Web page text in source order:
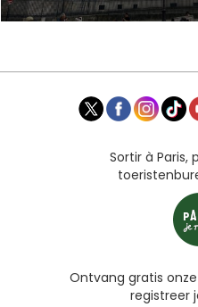
Sortir à Paris,
Ontvang gratis
registreer